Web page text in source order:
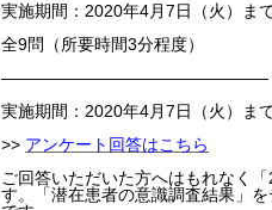
実施期間：2020年4月7日（火）ま
全9問（所要時間3分程度）
――――――――――――――――
実施期間：2020年4月7日（火）ま
>> アンケート回答はこちら
ご回答いただいた方へはもれなく
す。「潜在患者の意識調査結果」